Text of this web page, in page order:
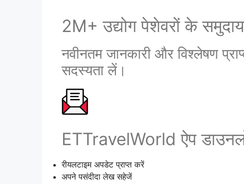
2M+ उद्योग पेशेवरों के
नवीनतम जानकारी और विश्लेषण
सदस्यता लें।
ETTravelWorld ऐप
रीयलटाइम अपडेट प्राप्त करें
अपने पसंदीदा लेख सहेजें